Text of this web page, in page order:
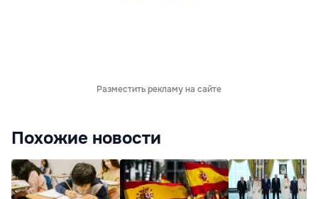
Разместить рекламу на сайте
Похожие новости